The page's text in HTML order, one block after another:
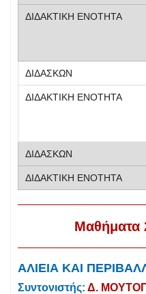
Μαθήματα
ΑΛΙΕΙΑ ΚΑΙ
Συντονιστής: Δ.